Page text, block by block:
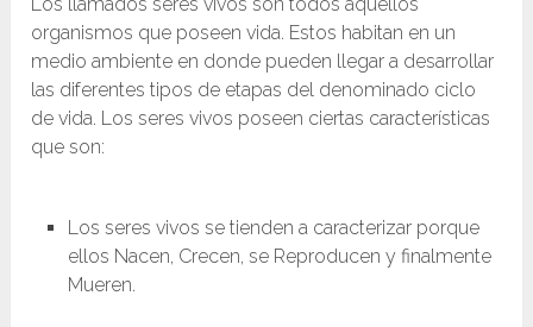
organismos que poseen vida. Estos habitan en un
medio ambiente en donde pueden llegar a desarrollar
las diferentes tipos de etapas del denominado ciclo
de vida. Los seres vivos poseen ciertas características
que son:
Los seres vivos se tienden a caracterizar porque
ellos Nacen, Crecen, se Reproducen y finalmente
Mueren.